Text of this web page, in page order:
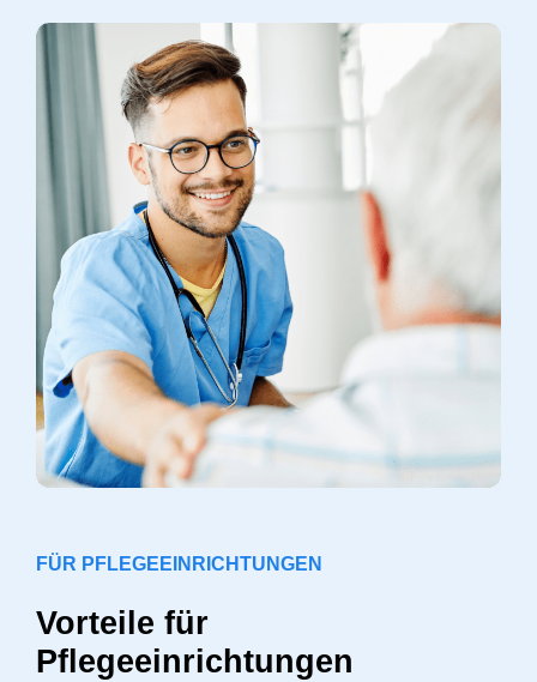
FÜR PFLEGEEINRICHTUNGEN
Vorteile für
Pflegeeinrichtungen